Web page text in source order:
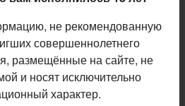
— длительный фруктовый
хмелевые тона
не рекомендованную
совершеннолетнего
размещённые на сайте, не
и носят исключительно
характер.